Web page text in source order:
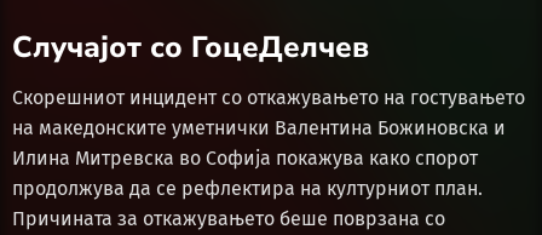
Случајот со ГоцеДелчев
Скорешниот инцидент со откажувањето на гостувањето
на македонските уметнички Валентина Божиновска и
Илина Митревска во Софија покажува како спорот
продолжува да се рефлектира на културниот план.
Причината за откажувањето беше поврзана со